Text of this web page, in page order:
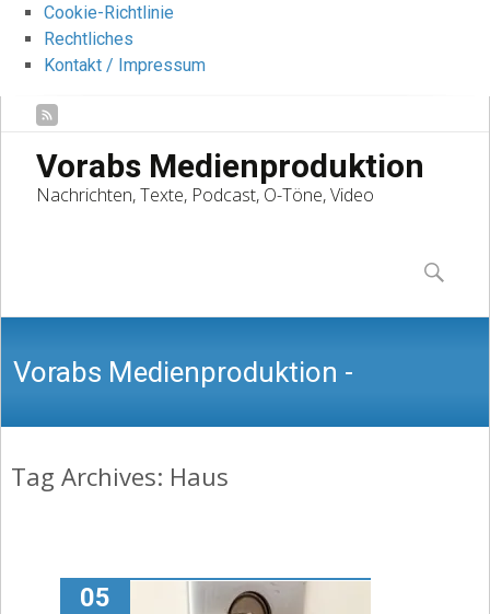
Cookie-Richtlinie
Rechtliches
Kontakt / Impressum
Vorabs Medienproduktion
Nachrichten, Texte, Podcast, O-Töne, Video
content
Suchen
nach:
Vorabs Medienproduktion -
Nachrichten, Texte, Podcast, O-Töne,
Video
Tag Archives: Haus
05